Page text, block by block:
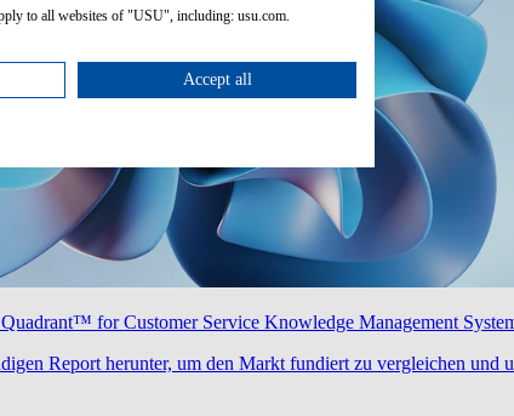
for Customer Service Knowledge Management
Report herunter, um den Markt fundiert zu vergleichen und
to all websites of "USU", including: usu.com.
Accept all